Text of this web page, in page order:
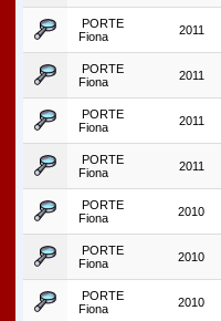
PORTE
Fiona
2011
PORTE
Fiona
2011
PORTE
Fiona
2011
PORTE
Fiona
2011
PORTE
Fiona
2010
PORTE
Fiona
2010
PORTE
Fiona
2010